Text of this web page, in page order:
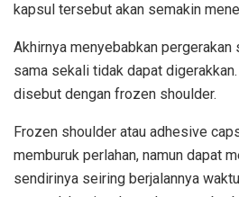
kapsul tersebut akan semakin
Akhirnya menyebabkan
sama sekali tidak dapat
disebut dengan frozen shoulder.
Frozen shoulder atau adhesive
memburuk perlahan, namun dapat
sendirinya seiring berjalannya